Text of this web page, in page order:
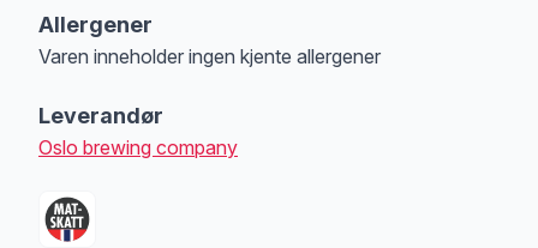
Allergener
Varen inneholder ingen kjente allergener
Leverandør
Oslo brewing company